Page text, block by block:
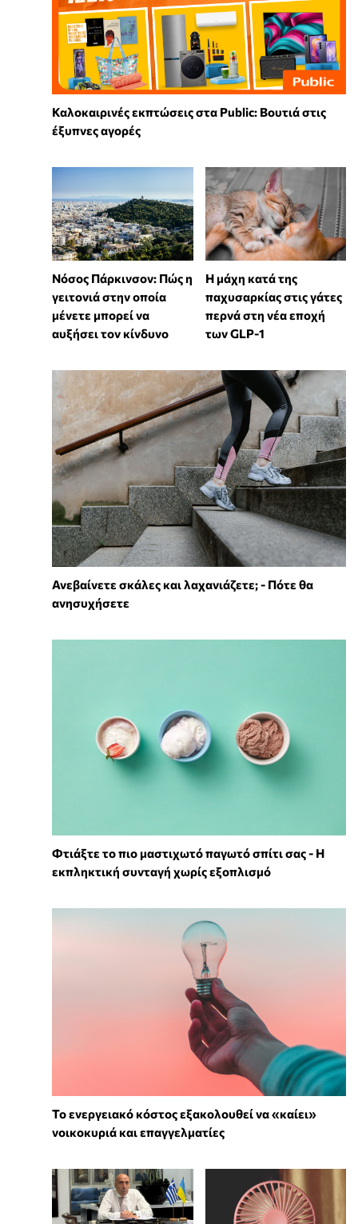
Καλοκαιρινές εκπτώσεις στα Public: Βουτιά στις
έξυπνες αγορές
Νόσος Πάρκινσον: Πώς η
γειτονιά στην οποία
μένετε μπορεί να
αυξήσει τον κίνδυνο
Η μάχη κατά της
παχυσαρκίας στις γάτες
περνά στη νέα εποχή
των GLP-1
Ανεβαίνετε σκάλες και λαχανιάζετε; - Πότε θα
ανησυχήσετε
Φτιάξτε το πιο μαστιχωτό παγωτό σπίτι σας - Η
εκπληκτική συνταγή χωρίς εξοπλισμό
Το ενεργειακό κόστος εξακολουθεί να «καίει»
νοικοκυριά και επαγγελματίες